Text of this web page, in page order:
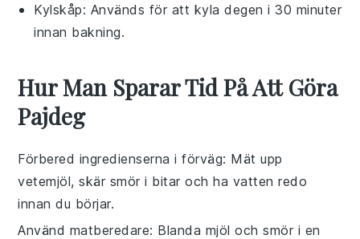
Kylskåp: Används för att kyla degen i 30 minuter
innan bakning.
Hur Man Sparar Tid På Att Göra
Pajdeg
Förbered ingredienserna i förväg: Mät upp
vetemjöl, skär smör i bitar och ha vatten redo
innan du börjar.
Använd matberedare: Blanda mjöl ochsmör i en